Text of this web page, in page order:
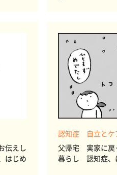
伝えし
はじめ
認知症 自立とケ
父帰宅 実家に戻
暮らし 認知症、